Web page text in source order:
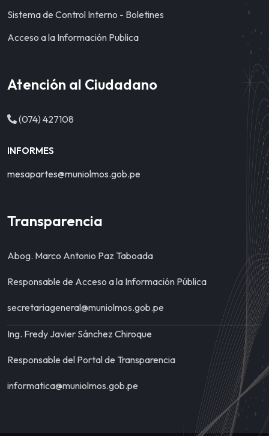
Sistema de Control Interno - Boletines
Acceso a la Información Publica
Atención al Ciudadano
(074) 427108
INFORMES
mesapartes@muniolmos.gob.pe
Transparencia
Abog. Marco Antonio Paz Taboada
Responsable de Acceso a la Información Pública
secretariageneral@muniolmos.gob.pe
Ing. Fredy Javier Sánchez Chiroque
Responsable del Portal de Transparencia
informatica@muniolmos.gob.pe